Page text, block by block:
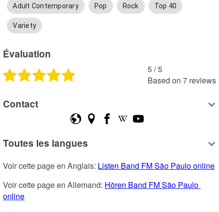
Adult Contemporary Pop Rock Top 40
Variety
Évaluation
5 /5
Based on 7 reviews
Contact
Toutes les langues
Voir cette page en Anglais: Listen Band FM São Paulo online
Voir cette page en Allemand: Hören Band FM São Paulo
online